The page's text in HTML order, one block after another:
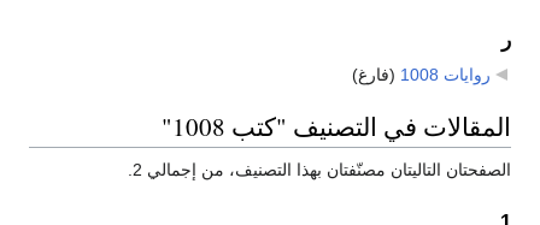
روايات 1008 ‏(فارغ)
في التصنيف "كتب 1008"
التاليتان مصنّفتان بهذا التصنيف، من إجمالي 2.